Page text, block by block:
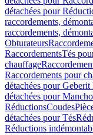
détachées pour
raccordements,
raccordements,
Obturateurs
RaccordementsTés
chauffage
Raccordements pour
détachées pour
détachées pour
RéductionsCoudes
détachées pour Tés
Réductions